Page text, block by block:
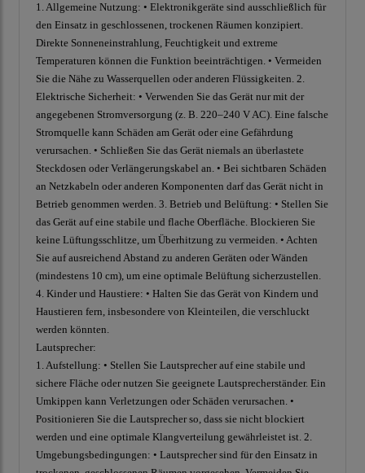
1. Allgemeine Nutzung: • Elektronikgeräte sind ausschließlich für
den Einsatz in geschlossenen, trockenen Räumen konzipiert.
Direkte Sonneneinstrahlung, Feuchtigkeit und extreme
Temperaturen können die Funktion beeinträchtigen. • Vermeiden
Sie die Nähe zu Wasserquellen oder anderen Flüssigkeiten. 2.
Elektrische Sicherheit: • Verwenden Sie das Gerät nur mit der
angegebenen Stromversorgung (z. B. 220–240 V AC). Eine falsche
Stromquelle kann Schäden am Gerät oder eine Gefährdung
verursachen. • Schließen Sie das Gerät niemals an überlastete
Steckdosen oder Verlängerungskabel an. • Bei sichtbaren Schäden
an Netzkabeln oder anderen Komponenten darf das Gerät nicht in
Betrieb genommen werden. 3. Betrieb und Belüftung: • Stellen Sie
das Gerät auf eine stabile und flache Oberfläche. Blockieren Sie
keine Lüftungsschlitze, um Überhitzung zu vermeiden. • Achten
Sie auf ausreichend Abstand zu anderen Geräten oder Wänden
(mindestens 10 cm), um eine optimale Belüftung sicherzustellen.
4. Kinder und Haustiere: • Halten Sie das Gerät von Kindern und
Haustieren fern, insbesondere von Kleinteilen, die verschluckt
werden könnten.
Lautsprecher:
1. Aufstellung: • Stellen Sie Lautsprecher auf eine stabile und
sichere Fläche oder nutzen Sie geeignete Lautsprecherständer. Ein
Umkippen kann Verletzungen oder Schäden verursachen. •
Positionieren Sie die Lautsprecher so, dass sie nicht blockiert
werden und eine optimale Klangverteilung gewährleistet ist. 2.
Umgebungsbedingungen: • Lautsprecher sind für den Einsatz in